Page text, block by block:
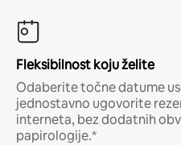
Fleksibilnost koju želite
Odaberite točne datume
jednostavno ugovorite
interneta, bez dodatnih
papirologije.*